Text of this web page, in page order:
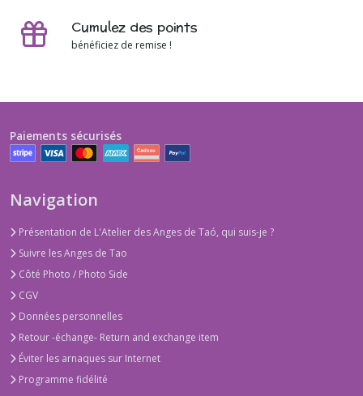
Cumulez des points
bénéficiez de remise !
Paiements sécurisés
Navigation
Présentation de L'Atelier des Anges de Taó, qui suis-je ?
Suivre les Anges de Tao
Côté Photo / Photo Side
CGV
Données personnelles
Retour -échange- Return and exchange item
Éviter les arnaques sur Internet
Programme fidélité